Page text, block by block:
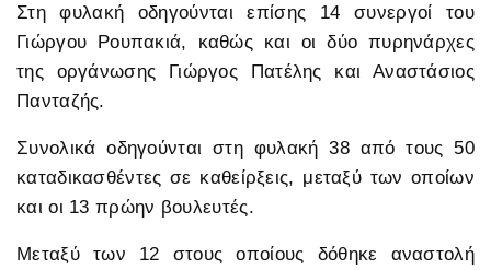
Στη φυλακή οδηγούνται επίσης 14 συνεργοί του
Γιώργου Ρουπακιά, καθώς και οι δύο πυρηνάρχες
της οργάνωσης Γιώργος Πατέλης και Αναστάσιος
Πανταζής.
Συνολικά οδηγούνται στη φυλακή 38 από τους 50
καταδικασθέντες σε καθείρξεις, μεταξύ των οποίων
και οι 13 πρώην βουλευτές.
Μεταξύ των 12 στους οποίους δόθηκε αναστολή